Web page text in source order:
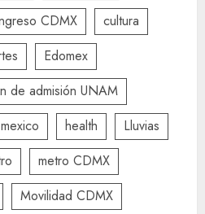
CDMX
cultura
Edomex
de admisión UNAM
health
Lluvias
metro CDMX
Movilidad CDMX